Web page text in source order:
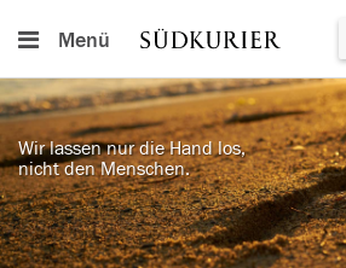
Menü
Wir lassen nur die Hand los,
nicht den Menschen.